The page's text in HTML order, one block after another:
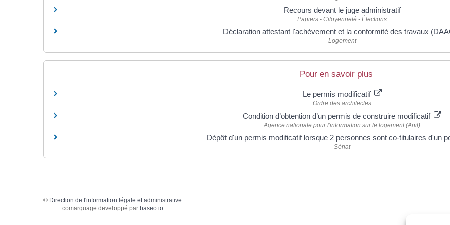
Recours devant le juge administratif
Papiers - Citoyenneté - Élections
Déclaration attestant l'achèvement et la conformité des travaux
Logement
Pour en savoir plus
Le permis modificatif
Ordre des architectes
Condition d’obtention d’un permis de construire modificatif
Agence nationale pour l'information sur le logement (Anil)
Dépôt d'un permis modificatif lorsque 2 personnes sont co-titulaires d'un
Sénat
© Direction de l'information légale et administrative
comarquage developpé par baseo.io